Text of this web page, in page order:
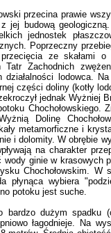
przecina prawie
budową
jednostek
Poprzeczny
ze skałami o
Tatr Zachodnich
działalności lodowca.
części doliny (kotły
jednak Wyżniej
Chochołowskiego.
Dolinę
metamorficzne i
i dolomity. W obrębie
na charakter
ginie w krasowych
Chochołowskim.
płynąca wybiera
potoku jest suche.
dużym spadku
łagodnieje. Na